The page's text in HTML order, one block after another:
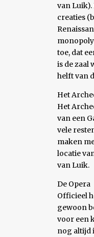
van
creaties
toe, dat
is de zaal
helft van
Het
Het
van een
vele
maken
locatie
van Luik.
De Opera
Officieel
gewoon
voor een
nog altijd